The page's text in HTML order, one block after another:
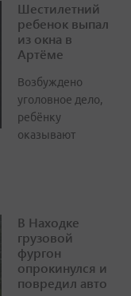
Шестилетний
ребенок выпал
из окна в
Артёме
Возбуждено
уголовное дело,
ребёнку
оказывают
В Находке
грузовой
фургон
опрокинулся и
повредил авто